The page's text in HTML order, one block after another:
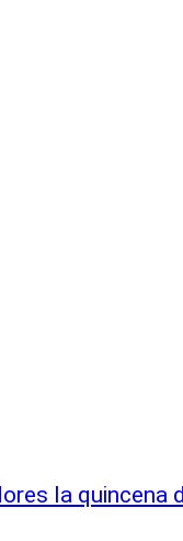
la quincena